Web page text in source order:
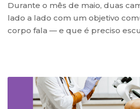
Durante o mês de maio, duas
lado a lado com um objetivo
corpo fala — e que é preciso